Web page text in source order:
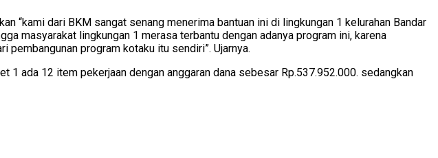
“kami dari BKM sangat senang menerima bantuan ini di lingkungan 1 kelurahan Bandar
masyarakat lingkungan 1 merasa terbantu dengan adanya program ini, karena
program kotaku itu sendiri”. Ujarnya.
1 ada 12 item pekerjaan dengan anggaran dana sebesar Rp.537.952.000. sedangkan